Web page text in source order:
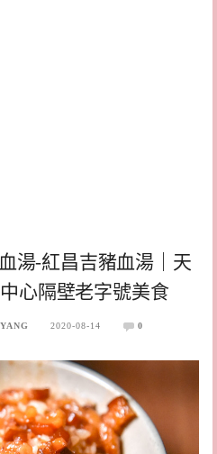
湯-紅昌吉豬血湯｜天
心隔壁老字號美食
2020-08-14 0